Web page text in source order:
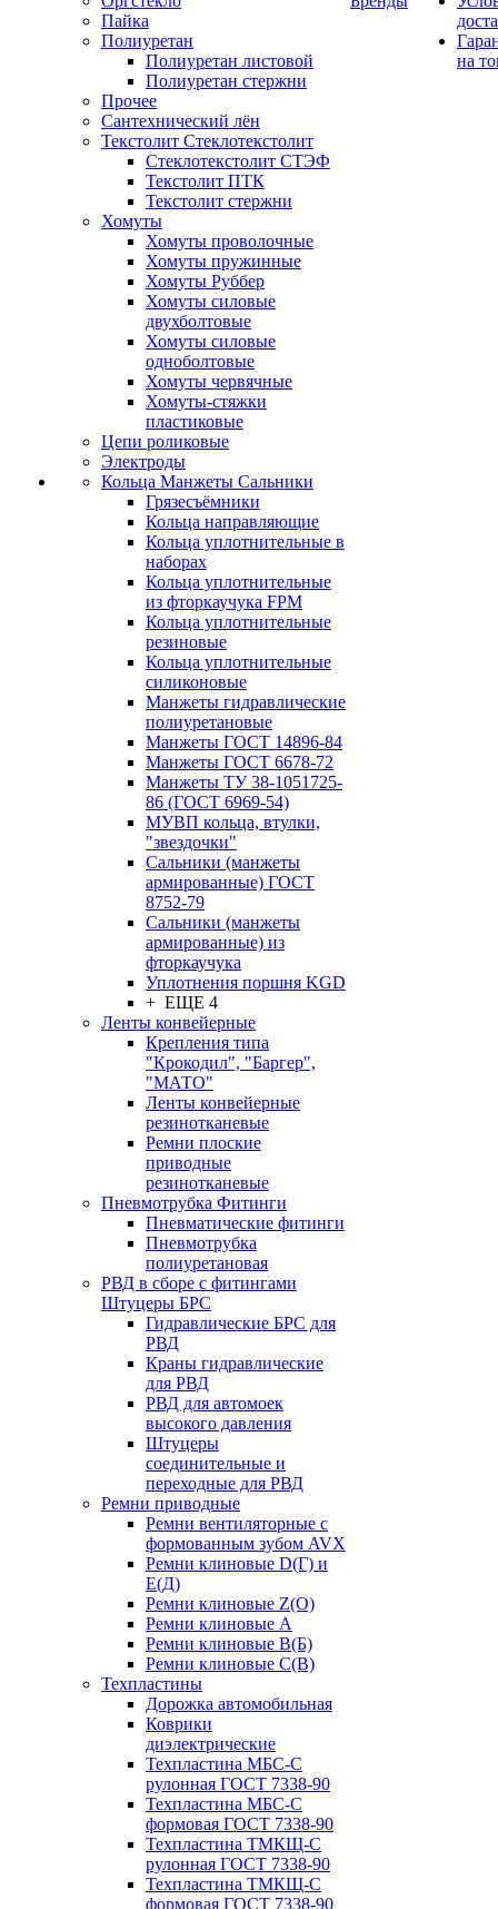
Пайка
Полиуретан
Полиуретан листовой
Полиуретан стержни
Прочее
Сантехнический лён
Текстолит Стеклотекстолит
Стеклотекстолит СТЭФ
Текстолит ПТК
Текстолит стержни
Хомуты
Хомуты проволочные
Хомуты пружинные
Хомуты Руббер
Хомуты силовые
двухболтовые
Хомуты силовые
одноболтовые
Хомуты червячные
Хомуты-стяжки
пластиковые
Цепи роликовые
Электроды
Кольца Манжеты Сальники
Грязесъёмники
Кольца направляющие
Кольца уплотнительные в
наборах
Кольца уплотнительные
из фторкаучука FPM
Кольца уплотнительные
резиновые
Кольца уплотнительные
силиконовые
Манжеты гидравлические
полиуретановые
Манжеты ГОСТ 14896-84
Манжеты ГОСТ 6678-72
Манжеты ТУ 38-1051725-
86 (ГОСТ 6969-54)
МУВП кольца, втулки,
"звездочки"
Сальники (манжеты
армированные) ГОСТ
8752-79
Сальники (манжеты
армированные) из
фторкаучука
Уплотнения поршня KGD
+ ЕЩЕ 4
Ленты конвейерные
Крепления типа
"Крокодил", "Баргер",
"МАТО"
Ленты конвейерные
резинотканевые
Ремни плоские
приводные
резинотканевые
Пневмотрубка Фитинги
Пневматические фитинги
Пневмотрубка
полиуретановая
РВД в сборе с фитингами
Штуцеры БРС
Гидравлические БРС для
РВД
Краны гидравлические
для РВД
РВД для автомоек
высокого давления
Штуцеры
соединительные и
переходные для РВД
Ремни приводные
Ремни вентиляторные с
формованным зубом AVX
Ремни клиновые D(Г) и
Е(Д)
Ремни клиновые Z(О)
Ремни клиновые А
Ремни клиновые В(Б)
Ремни клиновые С(В)
Техпластины
Дорожка автомобильная
Коврики
диэлектрические
Техпластина МБС-С
рулонная ГОСТ 7338-90
Техпластина МБС-С
формовая ГОСТ 7338-90
Техпластина ТМКЩ-С
рулонная ГОСТ 7338-90
Техпластина ТМКЩ-С
формовая ГОСТ 7338-90
на